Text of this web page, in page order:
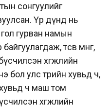
сонгуулийг
Үр дүнд нь
гурван намын
төсөв мөнгө,
бүсчилсэн хөгжлийн
бол улс төрийн хувьд ч,
ч маш том
хөгжлийн